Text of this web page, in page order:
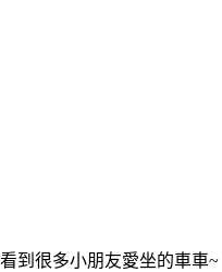
看到很多小朋友愛坐的車車~